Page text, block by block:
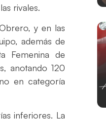
rivales.
y en las
además de
Femenina de
anotando 120
en categoría
inferiores. La